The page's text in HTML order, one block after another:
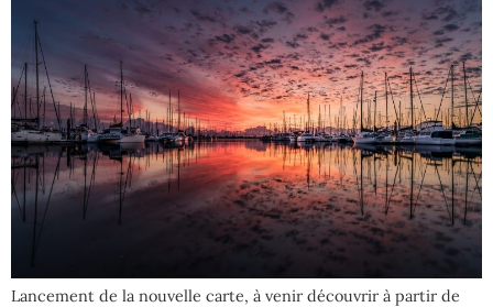
Lancement de la nouvelle carte, à venir découvrir à partir de